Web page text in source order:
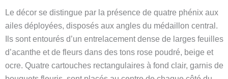
Le décor se distingue par la présence de quatre phénix aux
ailes déployées, disposés aux angles du médaillon central.
Ils sont entourés d’un entrelacement dense de larges feuilles
d’acanthe et de fleurs dans des tons rose poudré, beige et
ocre. Quatre cartouches rectangulaires à fond clair, garnis de